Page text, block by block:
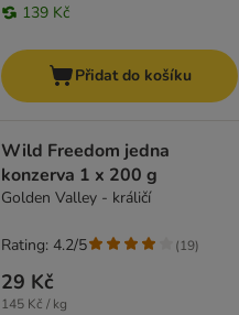
139 Kč
Přidat do košíku
Wild Freedom jedna
konzerva 1 x 200 g
Golden Valley - králičí
29 Kč
145 Kč / kg
Rating: 4.2/5 (19)